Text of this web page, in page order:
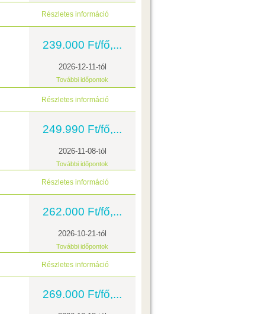
Részletes információ
239.000 Ft/fő,...
2026-12-11-tól
További időpontok
Részletes információ
249.990 Ft/fő,...
2026-11-08-tól
További időpontok
Részletes információ
262.000 Ft/fő,...
2026-10-21-tól
További időpontok
Részletes információ
269.000 Ft/fő,...